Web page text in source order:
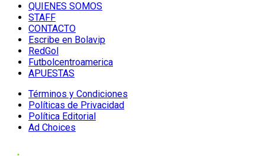
QUIENES SOMOS
STAFF
CONTACTO
Escribe en Bolavip
RedGol
Futbolcentroamerica
APUESTAS
Términos y Condiciones
Políticas de Privacidad
Política Editorial
Ad Choices